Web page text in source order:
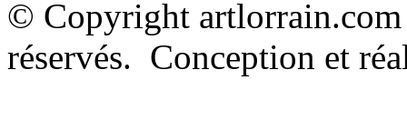
© Copyright
réservés. Conception et